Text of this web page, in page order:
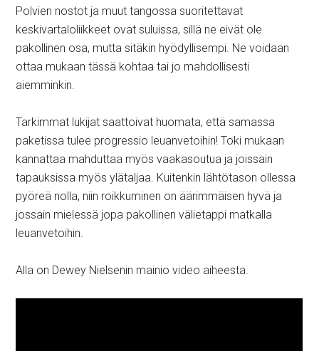
Polvien nostot ja muut tangossa suoritettavat
keskivartaloliikkeet ovat suluissa, sillä ne eivät ole
pakollinen osa, mutta sitäkin hyödyllisempi. Ne voidaan
ottaa mukaan tässä kohtaa tai jo mahdollisesti
aiemminkin.
Tarkimmat lukijat saattoivat huomata, että samassa
paketissa tulee progressio leuanvetoihin! Toki mukaan
kannattaa mahduttaa myös vaakasoutua ja joissain
tapauksissa myös ylätaljaa. Kuitenkin lähtötason ollessa
pyöreä nolla, niin roikkuminen on äärimmäisen hyvä ja
jossain mielessä jopa pakollinen välietappi matkalla
leuanvetoihin.
Alla on Dewey Nielsenin mainio video aiheesta.